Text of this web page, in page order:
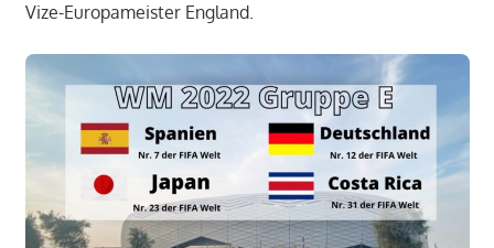
Vize-Europameister England.